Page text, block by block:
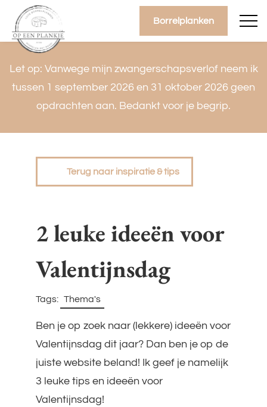
overslaan
Borrelplanken
Let op: Vanwege mijn zwangerschapsverlof neem ik
tussen 1 september 2026 en 31 oktober 2026 geen
opdrachten aan. Bedankt voor je begrip.
Terug naar inspiratie & tips
2 leuke ideeën voor
Valentijnsdag
Tags: Filters
Thema's
Ben je op zoek naar (lekkere) ideeën voor
Valentijnsdag dit jaar? Dan ben je op de
juiste website beland! Ik geef je namelijk
3 leuke tips en ideeën voor
Valentijnsdag!